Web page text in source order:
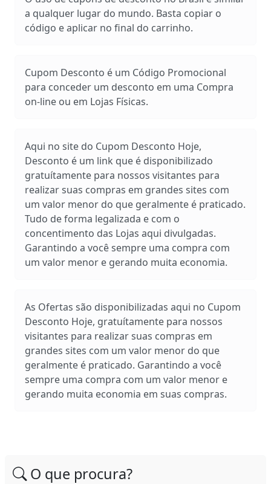
a qualquer lugar do mundo. Basta copiar o
código e aplicar no final do carrinho.
Cupom Desconto é um Código Promocional
para conceder um desconto em uma Compra
on-line ou em Lojas Físicas.
Aqui no site do Cupom Desconto Hoje,
Desconto é um link que é disponibilizado
gratuítamente para nossos visitantes para
realizar suas compras em grandes sites com
um valor menor do que geralmente é praticado.
Tudo de forma legalizada e com o
concentimento das Lojas aqui divulgadas.
Garantindo a você sempre uma compra com
um valor menor e gerando muita economia.
As Ofertas são disponibilizadas aqui no Cupom
Desconto Hoje, gratuítamente para nossos
visitantes para realizar suas compras em
grandes sites com um valor menor do que
geralmente é praticado. Garantindo a você
sempre uma compra com um valor menor e
gerando muita economia em suas compras.
O que procura?